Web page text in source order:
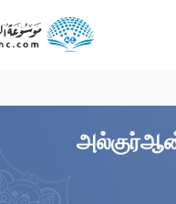
அட்டவணை
பணிகள் - API
திட்டம் தொடர்பாக
தொடர்புகொள்ள